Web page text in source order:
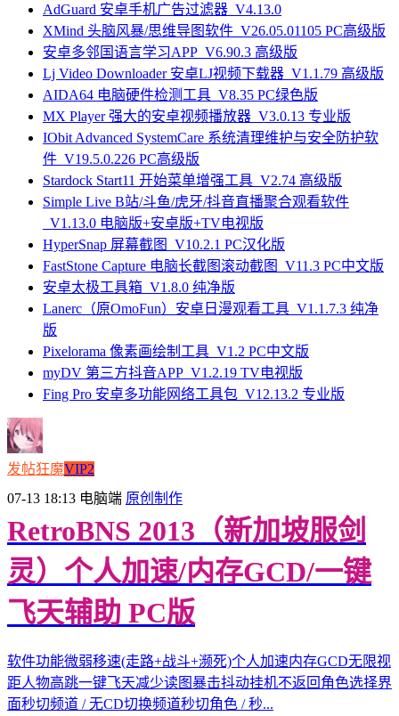
AdGuard 安卓手机广告过滤器_V4.13.0
XMind 头脑风暴/思维导图软件_V26.05.01105 PC高级版
安卓多邻国语言学习APP_V6.90.3 高级版
Lj Video Downloader 安卓LJ视频下载器_V1.1.79 高级版
AIDA64 电脑硬件检测工具_V8.35 PC绿色版
MX Player 强大的安卓视频播放器_V3.0.13 专业版
IObit Advanced SystemCare 系统清理维护与安全防护软
件_V19.5.0.226 PC高级版
Stardock Start11 开始菜单增强工具_V2.74 高级版
Simple Live B站/斗鱼/虎牙/抖音直播聚合观看软件
_V1.13.0 电脑版+安卓版+TV电视版
HyperSnap 屏幕截图_V10.2.1 PC汉化版
FastStone Capture 电脑长截图滚动截图_V11.3 PC中文版
安卓太极工具箱_V1.8.0 纯净版
Lanerc（原OmoFun）安卓日漫观看工具_V1.1.7.3 纯净
版
Pixelorama 像素画绘制工具_V1.2 PC中文版
myDV 第三方抖音APP_V1.2.19 TV电视版
Fing Pro 安卓多功能网络工具包_V12.13.2 专业版
发帖狂魔VIP2
07-13 18:13 电脑端 原创制作
RetroBNS 2013（新加坡服剑
灵）个人加速/内存GCD/一键
飞天辅助 PC版
软件功能微弱移速(走路+战斗+濒死)个人加速内存GCD无限视
距人物高跳一键飞天减少读图暴击抖动挂机不返回角色选择界
面秒切频道 / 无CD切换频道秒切角色 / 秒...